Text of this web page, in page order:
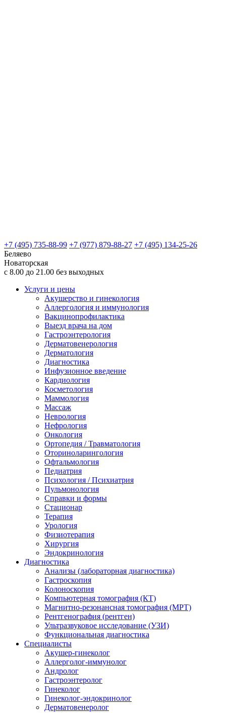
+7 (495) 735-88-99 +7 (977) 879-88-27 +7 (495) 134-25-26
Беляево
Новаторская
с 8.00 до 21.00 без выходных
Услуги и цены
Акушерство и гинекология
Аллергология и иммунология
Вакцинопрофилактика
Выезд врача на дом
Гастроэнтерология
Дерматовенерология
Дерматология
Диагностика
Инфузионное введение
Кардиология
Косметология
Маммология
Массаж
Неврология
Нефрология
Онкология
Ортопедия / Травматология
Оториноларингология
Офтальмология
Педиатрия
Психология / Психиатрия
Пульмонология
Справки и формы
Стационар
Терапия
Урология
Физиотерапия
Хирургия
Эндокринология
Диагностика
Анализы (лабораторная диагностика)
Гастроскопия
Колоноскопия
Компьютерная томография (КТ)
Магнитно-резонансная томография (МРТ)
Рентгенография (рентген)
Ультразвуковое исследование (УЗИ)
Функциональная диагностика
Специалисты
Акушер-гинеколог
Аллерголог-иммунолог
Андролог
Гастроэнтеролог
Гинеколог
Гинеколог-эндокринолог
Дерматовенеролог